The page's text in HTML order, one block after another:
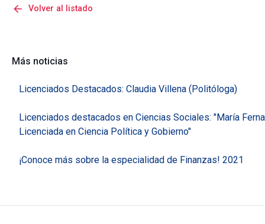
arrow_back Volver al listado
Más noticias
Licenciados Destacados: Claudia Villena (Politóloga)
Licenciados destacados en Ciencias Sociales: "María
Licenciada en Ciencia Política y Gobierno"
¡Conoce más sobre la especialidad de Finanzas! 2021